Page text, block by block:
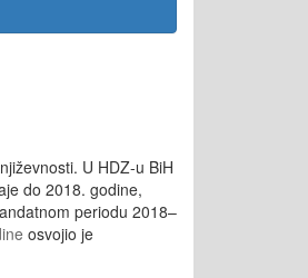
U HDZ-u BiH
do 2018. godine,
periodu 2018–
osvojio je